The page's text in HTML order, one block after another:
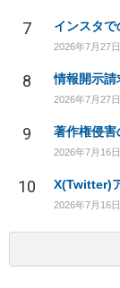
7 インスタ
2026年7月27日
8 情報開示請
2026年7月27日
9 著作権侵害
2026年7月16日
10
2026年7月16日